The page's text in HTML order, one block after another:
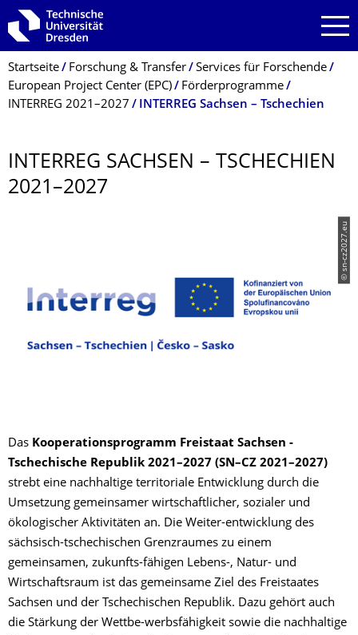
Zur Hauptnavigation springen
Zur Suche springen
Zum Inhalt springen
Breadcrumb-Menü
Startseite Forschung & Transfer
Services für Forschende
European Project Center (EPC)
Förderprogramme
INTERREG 2021–2027
INTERREG Sachsen – Tschechien
INTERREG SACHSEN – TSCHECHIEN
2021–2027
© sn-cz2027.eu
Das Kooperationsprogramm Freistaat Sachsen -
Tschechische Republik 2021–2027 (SN–CZ 2021–2027)
strebt eine nachhaltige territoriale Entwicklung durch die
Umsetzung gemeinsamer wirtschaftlicher, sozialer und
ökologischer Aktivitäten an. Die Weiter-entwicklung des
sächsisch-tschechischen Grenzraumes zu einem
gemeinsamen, zukunfts-fähigen Lebens-, Natur- und
Wirtschaftsraum ist das gemeinsame Ziel des Freistaates
Sachsen und der Tschechischen Republik. Dazu gehört auch
die Stärkung der Wettbe-werbsfähigkeit sowie die nachhaltige